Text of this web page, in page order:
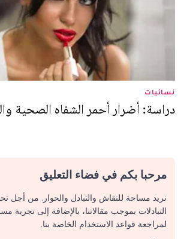
نسائيات
دراسة: أضرار أحمر الشفاه الصحية
مرحبا بكم في فضاء التعليق
نريد مساحة للنقاش والتبادل والحوار. من أجل
التبادلات بموجب مقالاتنا، بالإضافة إلى تجربة
لمراجعة قواعد الاستخدام الخاصة بنا.